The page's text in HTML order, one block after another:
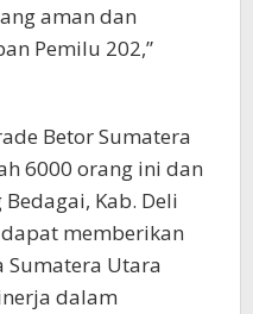
aman dan
Pemilu 202,”
Betor Sumatera
6000 orang ini dan
Kab. Deli
memberikan
Sumatera Utara
dalam